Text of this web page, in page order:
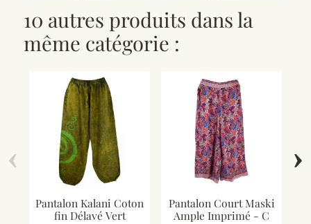
10 autres produits dans la
même catégorie :
Pantalon Kalani Coton
fin Délavé Vert
Pantalon Court Maski
Ample Imprimé - C
‹ ›